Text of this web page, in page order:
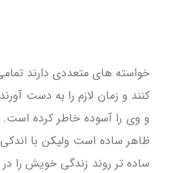
خواسته های متعددی دارند
کنند و زمان لازم را به دست
و وی را آسوده خاطر کرده
ظاهر ساده است ولیکن با اندکی
ساده تر روند زندگی خویش را